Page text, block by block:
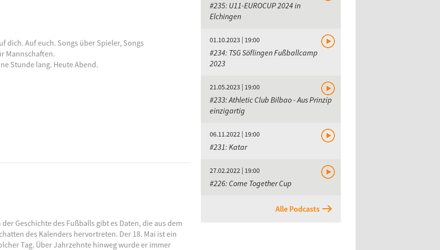
dich. Auf euch. Songs über Spieler, Songs
Mannschaften.
Stunde lang. Heute Abend.
der Geschichte des Fußballs gibt es Daten, die aus dem
des Kalenders hervortreten. Der 18. Mai ist ein
Tag. Über Jahrzehnte hinweg wurde er immer
#235: U11-EUROCUP 2024 in
Elchingen
01.10.2023 | 19:00
#234: TSG Söflingen Fußballcamp
2023
21.05.2023 | 19:00
#233: Athletic Club Bilbao - Aus Prinzip
einzigartig
06.11.2022 | 19:00
#231: Katar
27.02.2022 | 19:00
#226: Come Together Cup
Alle Podcasts